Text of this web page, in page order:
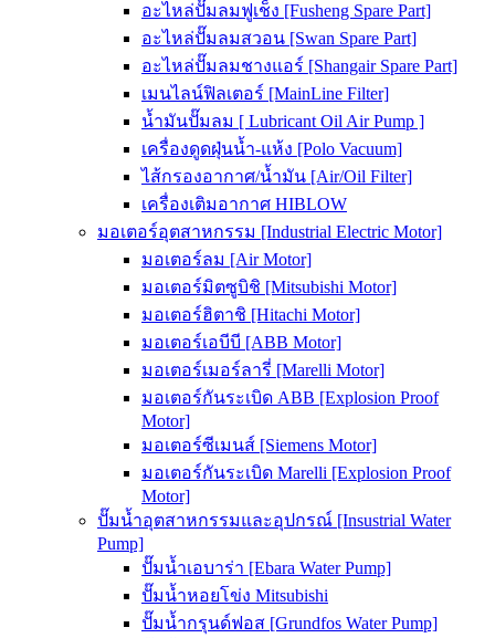
อะไหล่ปั๊มลมฟูเช็ง [Fusheng Spare Part]
อะไหล่ปั๊มลมสวอน [Swan Spare Part]
อะไหล่ปั๊มลมชางแอร์ [Shangair Spare Part]
เมนไลน์ฟิลเตอร์ [MainLine Filter]
น้ำมันปั๊มลม [ Lubricant Oil Air Pump ]
เครื่องดูดฝุ่นน้ำ-แห้ง [Polo Vacuum]
ไส้กรองอากาศ/น้ำมัน [Air/Oil Filter]
เครื่องเติมอากาศ HIBLOW
มอเตอร์อุตสาหกรรม [Industrial Electric Motor]
มอเตอร์ลม [Air Motor]
มอเตอร์มิตซูบิชิ [Mitsubishi Motor]
มอเตอร์ฮิตาชิ [Hitachi Motor]
มอเตอร์เอบีบี [ABB Motor]
มอเตอร์เมอร์ลารี่ [Marelli Motor]
มอเตอร์กันระเบิด ABB [Explosion Proof
Motor]
มอเตอร์ซีเมนส์ [Siemens Motor]
มอเตอร์กันระเบิด Marelli [Explosion Proof
Motor]
ปั๊มน้ำอุตสาหกรรมและอุปกรณ์ [Insustrial Water
Pump]
ปั๊มน้ำเอบาร่า [Ebara Water Pump]
ปั๊มน้ำหอยโข่ง Mitsubishi
ปั๊มน้ำกรุนด์ฟอส [Grundfos Water Pump]